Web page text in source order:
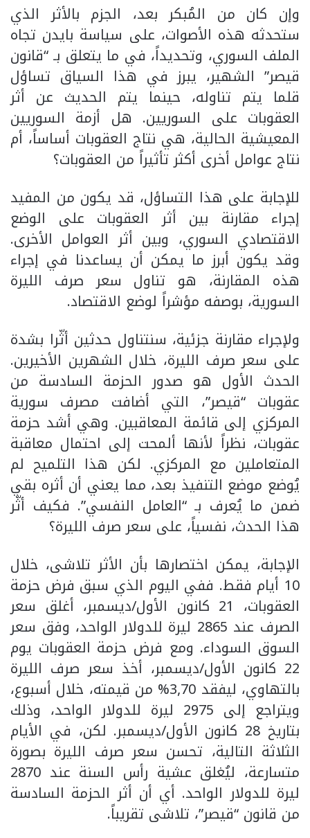
وإن كان من المُبكر بعد، الجزم بالأثر الذي
ستحدثه هذه الأصوات، على سياسة بايدن تجاه
الملف السوري، وتحديداً، في ما يتعلق بـ “قانون
قيصر” الشهير، يبرز في هذا السياق تساؤل
قلما يتم تناوله، حينما يتم الحديث عن أثر
العقوبات على السوريين. هل أزمة السوريين
المعيشية الحالية، هي نتاج العقوبات أساساً، أم
نتاج عوامل أخرى أكثر تأثيراً من العقوبات؟
للإجابة على هذا التساؤل، قد يكون من المفيد
إجراء مقارنة بين أثر العقوبات على الوضع
الاقتصادي السوري، وبين أثر العوامل الأخرى.
وقد يكون أبرز ما يمكن أن يساعدنا في إجراء
هذه المقارنة، هو تناول سعر صرف الليرة
السورية، بوصفه مؤشراً لوضع الاقتصاد.
ولإجراء مقارنة جزئية، سنتناول حدثين أثّرا بشدة
على سعر صرف الليرة، خلال الشهرين الأخيرين.
الحدث الأول هو صدور الحزمة السادسة من
عقوبات “قيصر”، التي أضافت مصرف سورية
المركزي إلى قائمة المعاقبين. وهي أشد حزمة
عقوبات، نظراً لأنها ألمحت إلى احتمال معاقبة
المتعاملين مع المركزي. لكن هذا التلميح لم
يُوضع موضع التنفيذ بعد، مما يعني أن أثره بقي
ضمن ما يُعرف بـ “العامل النفسي”. فكيف أثّر
هذا الحدث، نفسياً، على سعر صرف الليرة؟
الإجابة، يمكن اختصارها بأن الأثر تلاشى، خلال
10 أيام فقط. ففي اليوم الذي سبق فرض حزمة
العقوبات، 21 كانون الأول/ديسمبر، أغلق سعر
الصرف عند 2865 ليرة للدولار الواحد، وفق سعر
السوق السوداء. ومع فرض حزمة العقوبات يوم
22 كانون الأول/ديسمبر، أخذ سعر صرف الليرة
بالتهاوي، ليفقد 3,70% من قيمته، خلال أسبوع،
ويتراجع إلى 2975 ليرة للدولار الواحد، وذلك
بتاريخ 28 كانون الأول/ديسمبر. لكن، في الأيام
الثلاثة التالية، تحسن سعر صرف الليرة بصورة
متسارعة، ليُغلق عشية رأس السنة عند 2870
ليرة للدولار الواحد. أي أن أثر الحزمة السادسة
من قانون “قيصر”، تلاشى تقريباً.